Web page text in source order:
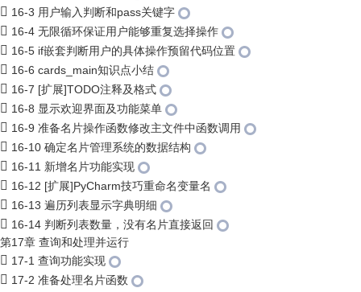
16-3 用户输入判断和pass关键字
16-4 无限循环保证用户能够重复选择操作
16-5 if嵌套判断用户的具体操作预留代码位置
16-6 cards_main知识点小结
16-7 [扩展]TODO注释及格式
16-8 显示欢迎界面及功能菜单
16-9 准备名片操作函数修改主文件中函数调用
16-10 确定名片管理系统的数据结构
16-11 新增名片功能实现
16-12 [扩展]PyCharm技巧重命名变量名
16-13 遍历列表显示字典明细
16-14 判断列表数量，没有名片直接返回
第17章 查询和处理并运行
17-1 查询功能实现
17-2 准备处理名片函数